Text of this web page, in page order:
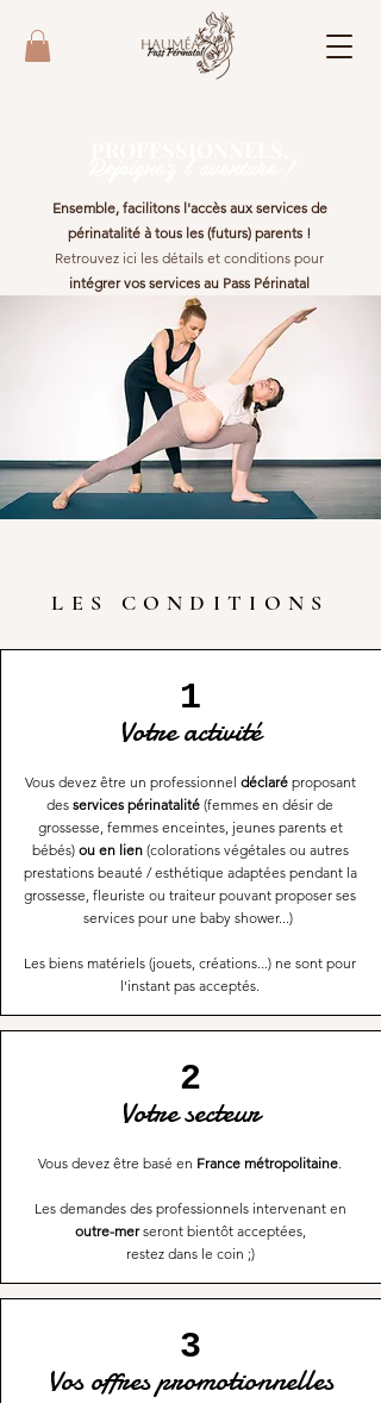
Ensemble, facilitons l'accès aux services de
périnatalité à tous les (futurs) parents !
Retrouvez ici les détails et conditions pour
intégrer vos services au Pass Périnatal
LES CONDITIONS
1
Votre activité
Vous devez être un professionnel déclaré proposant
des services périnatalité (femmes en désir de
grossesse, femmes enceintes, jeunes parents et
bébés) ou en lien (colorations végétales ou autres
prestations beauté / esthétique adaptées pendant la
grossesse, fleuriste ou traiteur pouvant proposer ses
services pour une baby shower...)
Les biens matériels (jouets, créations...) ne sont pour
l'instant pas acceptés.
2
Votre secteur
Vous devez être basé en France métropolitaine.
Les demandes des professionnels intervenant en
outre-merseront bientôt acceptées,
restez dans le coin ;)
3
Vos offres promotionnelles